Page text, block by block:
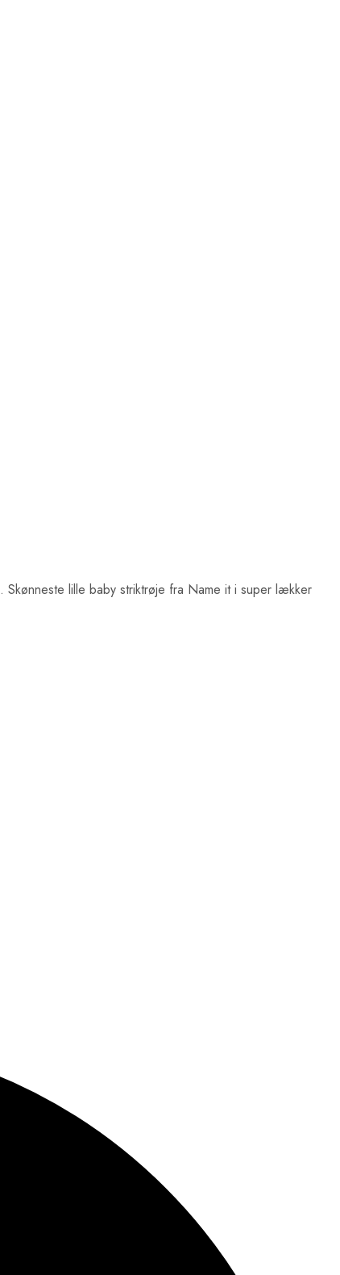
. Skønneste lille baby striktrøje fra Name it i super lækker